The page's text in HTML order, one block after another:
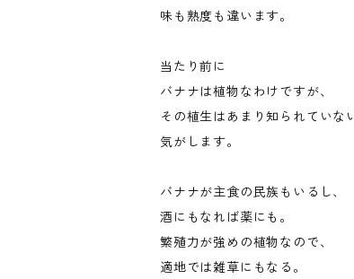
味も熟度も違います。
当たり前に
バナナは植物なわけですが、
その植生はあまり知られていな
気がします。
バナナが主食の民族もいるし、
酒にもなれば薬にも。
繁殖力が強めの植物なので、
適地では雑草にもなる。